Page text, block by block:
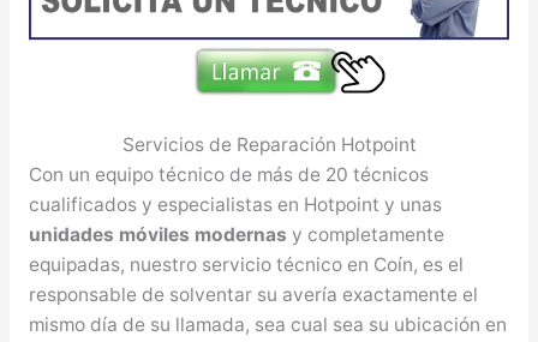
Servicios de Reparación Hotpoint
Con un equipo técnico de más de 20 técnicos
cualificados y especialistas en Hotpoint y unas
unidades móviles modernas y completamente
equipadas, nuestro servicio técnico en Coín, es el
responsable de solventar su avería exactamente el
mismo día de su llamada, sea cual sea su ubicación en